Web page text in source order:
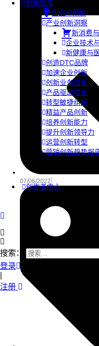
创新智库
企业AI创新
产业创新洞察
新消费
企业技术
新健康与
创造DTC品牌
加速企业创新
创新业务增长
产品驱动增长
转型敏捷组织
精益产品创新
培养创新能力
提升创新领导力
运营创新转型
营销创新趋势报
创作者中心
搜索：
登录
注册
07/06/2022